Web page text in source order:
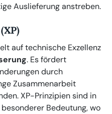
Auslieferung anstreben.
auf technische Exzellenz
. Es fördert
durch
Zusammenarbeit
XP-Prinzipien sind in
Bedeutung, wo